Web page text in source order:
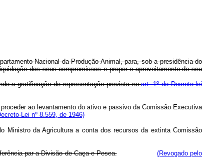
Nacional da Produção Animal, para, sob a presidência do
dos seus compromissos e propor o aproveitamento do seu
a gratificação de representação prevista noart. 1º do Decreto-lei
ao levantamento do ativo e passivo da Comissão Executiva
Lei nº 8.559, de 1946)
Ministro da Agricultura a conta dos recursos da extinta Comissão
par a Divisão de Caça e Pesca.
(Revogado pelo